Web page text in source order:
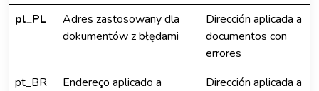
pl_PL
Adres zastosowany dla
dokumentów z błędami
Dirección aplicada a
documentos con
errores
pt_BR
Endereço aplicado a
Dirección aplicada a